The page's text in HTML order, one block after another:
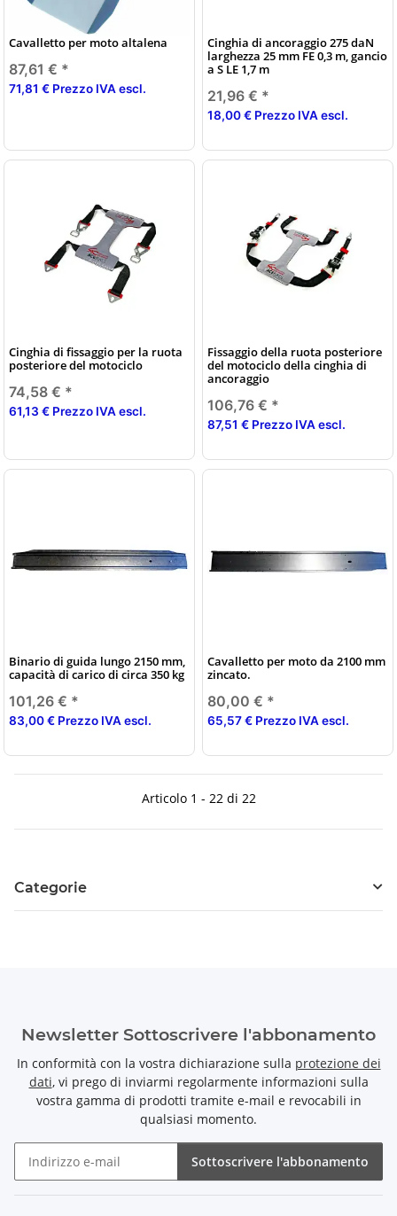
Cavalletto per moto altalena
87,61 € *
71,81 € Prezzo IVA escl.
Cinghia di ancoraggio 275 daN
larghezza 25 mm FE 0,3 m, gancio
a S LE 1,7 m
21,96 € *
18,00 € Prezzo IVA escl.
Cinghia di fissaggio per la ruota
posteriore del motociclo
74,58 € *
61,13 € Prezzo IVA escl.
Fissaggio della ruota posteriore
del motociclo della cinghia di
ancoraggio
106,76 € *
87,51 € Prezzo IVA escl.
Binario di guida lungo 2150 mm,
capacità di carico di circa 350 kg
101,26 € *
83,00 € Prezzo IVA escl.
Cavalletto per moto da 2100 mm
zincato.
80,00 € *
65,57 € Prezzo IVA escl.
Articolo 1 - 22 di 22
Categorie
Newsletter Sottoscrivere l'abbonamento
In conformità con la vostra dichiarazione sulla protezione dei
dati, vi prego di inviarmi regolarmente informazioni sulla
vostra gamma di prodotti tramite e-mail e revocabili in
qualsiasi momento.
Sottoscrivere l'abbonamento